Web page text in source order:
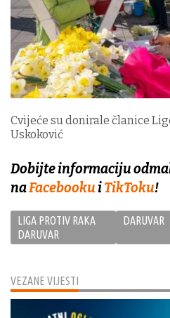
VEZANE VIJESTI
Cvijeće su donirale članice
Uskoković
Dobijte informaciju
naFacebookuiTikToku!
LIGA PROTIV RAKA
DARUVAR
DARUVAR